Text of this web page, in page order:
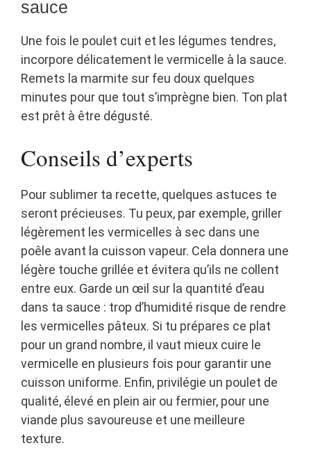
sauce
Une fois le poulet cuit et les légumes tendres,
incorpore délicatement le vermicelle à la sauce.
Remets la marmite sur feu doux quelques
minutes pour que tout s’imprègne bien. Ton plat
est prêt à être dégusté.
Conseils d’experts
Pour sublimer ta recette, quelques astuces te
seront précieuses. Tu peux, par exemple, griller
légèrement les vermicelles à sec dans une
poêle avant la cuisson vapeur. Cela donnera une
légère touche grillée et évitera qu’ils ne collent
entre eux. Garde un œil sur la quantité d’eau
dans ta sauce : trop d’humidité risque de rendre
les vermicelles pâteux. Si tu prépares ce plat
pour un grand nombre, il vaut mieux cuire le
vermicelle en plusieurs fois pour garantir une
cuisson uniforme. Enfin, privilégie un poulet de
qualité, élevé en plein air ou fermier, pour une
viande plus savoureuse et une meilleure
texture.